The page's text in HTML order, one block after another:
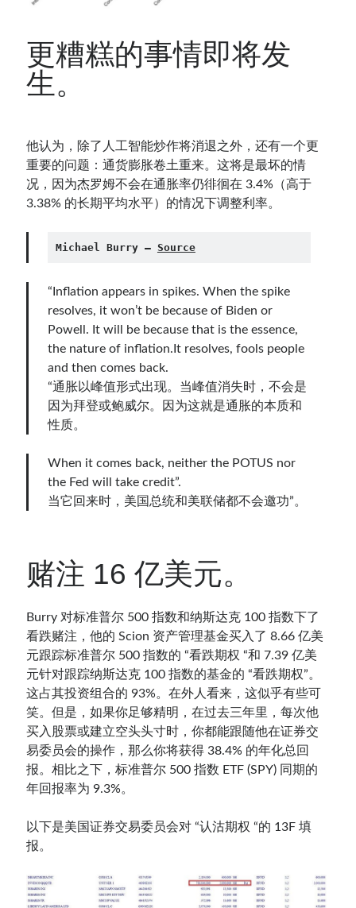
更糟糕的事情即将发
生。
他认为，除了人工智能炒作将消退之外，还有一个更
重要的问题：通货膨胀卷土重来。这将是最坏的情
况，因为杰罗姆不会在通胀率仍徘徊在 3.4%（高于
3.38% 的长期平均水平）的情况下调整利率。
Michael Burry — Source
“Inflation appears in spikes. When the spike
resolves, it won’t be because of Biden or
Powell. It will be because that is the essence,
the nature of inflation.It resolves, fools people
and then comes back.
“通胀以峰值形式出现。当峰值消失时，不会是
因为拜登或鲍威尔。因为这就是通胀的本质和
性质。
When it comes back, neither the POTUS nor
the Fed will take credit”.
当它回来时，美国总统和美联储都不会邀功”。
赌注 16 亿美元。
Burry 对标准普尔 500 指数和纳斯达克 100 指数下了
看跌赌注，他的 Scion 资产管理基金买入了 8.66 亿美
元跟踪标准普尔 500 指数的 “看跌期权 “和 7.39 亿美
元针对跟踪纳斯达克 100 指数的基金的 “看跌期权”。
这占其投资组合的 93%。在外人看来，这似乎有些可
笑。但是，如果你足够精明，在过去三年里，每次他
买入股票或建立空头头寸时，你都能跟随他在证券交
易委员会的操作，那么你将获得 38.4% 的年化总回
报。相比之下，标准普尔 500 指数 ETF (SPY) 同期的
年回报率为 9.3%。
以下是美国证券交易委员会对 “认沽期权 “的 13F 填
报。